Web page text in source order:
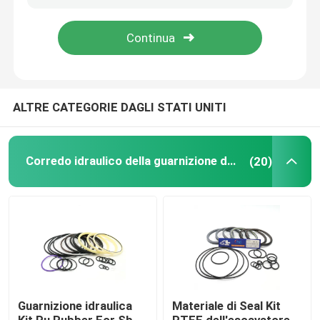
Circa noi
Casi
Corredo idraulico della guarnizione dell'interruttore
ALTRE CATEGORIE DAGLI STATI UNITI
Corredo idraulico della guarnizione dell'interruttore (20)
Guarnizione idraulica
Materiale di Seal Kit